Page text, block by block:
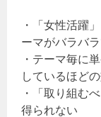
・「女性活躍
ーマがバラバ
・テーマ毎に
しているほど
・「取り組む
得られない